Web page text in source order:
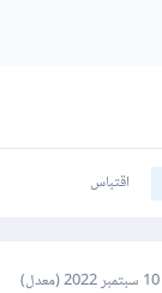
اقتباس
10 سبتمبر 2022 (معدل)